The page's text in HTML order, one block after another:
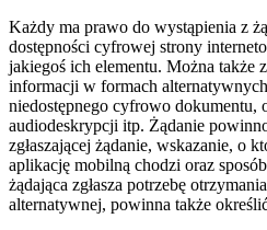
Każdy ma prawo do wystąpienia z
dostępności cyfrowej strony
jakiegoś ich elementu. Można także
informacji w formach
niedostępnego cyfrowo dokumentu,
audiodeskrypcji itp. Żądanie
zgłaszającej żądanie, wskazanie, o
aplikację mobilną chodzi oraz
żądająca zgłasza potrzebę
alternatywnej, powinna także